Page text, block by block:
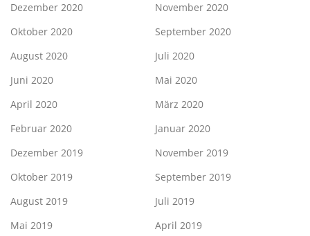
Dezember 2020
November 2020
Oktober 2020
September 2020
August 2020
Juli 2020
Juni 2020
Mai 2020
April 2020
März 2020
Februar 2020
Januar 2020
Dezember 2019
November 2019
Oktober 2019
September 2019
August 2019
Juli 2019
Mai 2019
April 2019